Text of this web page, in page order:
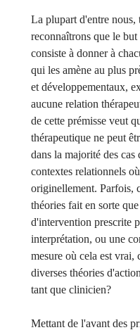
La plupart d'entre nous,
reconnaîtrons que le
consiste à donner à
qui les amène au plus
et développementaux,
aucune relation
de cette prémisse veut
thérapeutique ne peut
dans la majorité des cas
contextes relationnels
originellement. Parfois,
théories fait en sorte
d'intervention prescrite
interprétation, ou une
mesure où cela est vrai,
diverses théories
tant que clinicien?
Mettant de l'avant des